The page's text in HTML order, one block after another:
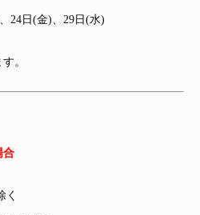
24日(金)、29日(水)
。
合
く